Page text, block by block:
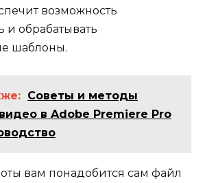
возможность
и обрабатывать
шаблоны.
Советы и методы
в Adobe Premiere Pro
вам понадобится сам файл